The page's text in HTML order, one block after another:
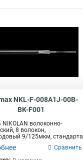
NKL-F-008A1J-00B-
BK-F001
NIKOLAN волоконно-
8 волокон,
9/125мкм, стандарта
& G...
Сравнить